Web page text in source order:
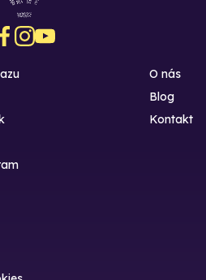
O nás
Blog
Kontakt